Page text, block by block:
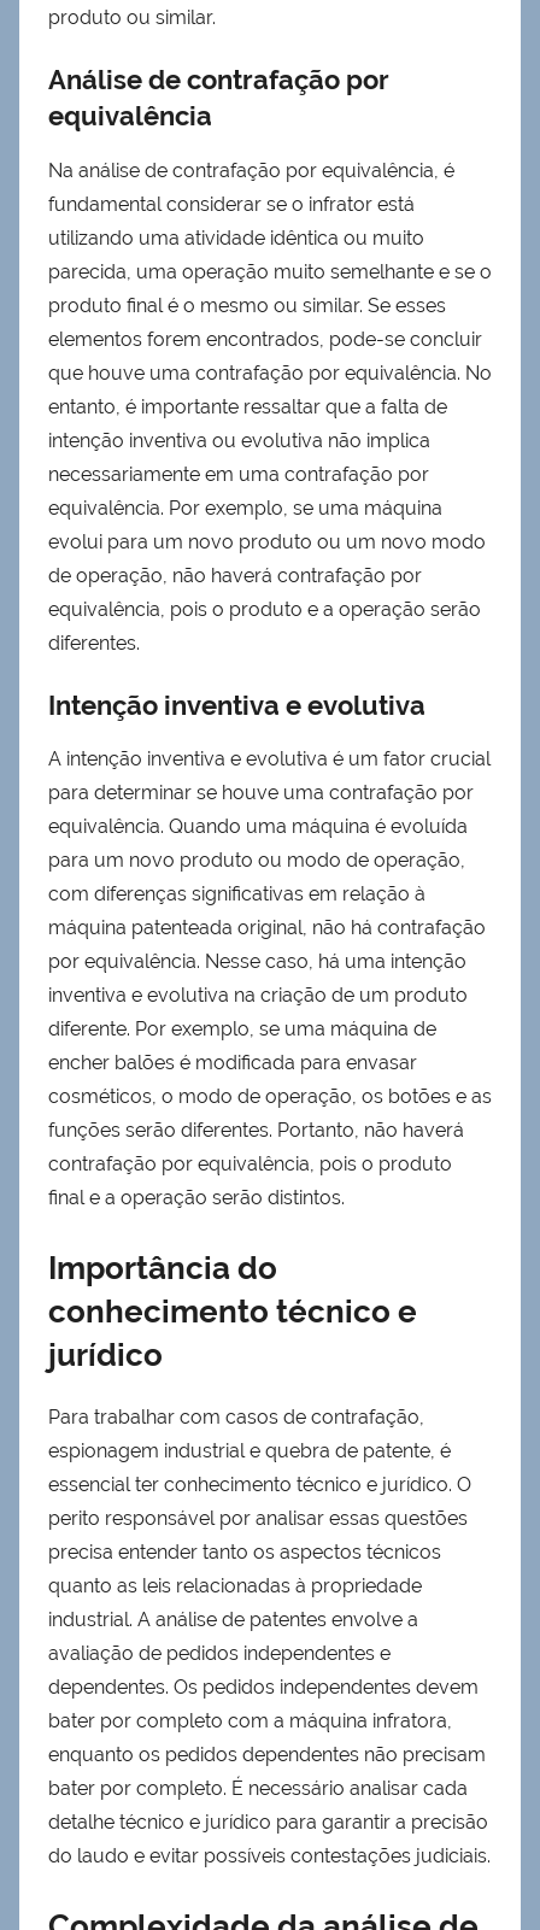
produto ou similar.
Análise de contrafação por
equivalência
Na análise de contrafação por equivalência, é
fundamental considerar se o infrator está
utilizando uma atividade idêntica ou muito
parecida, uma operação muito semelhante e se o
produto final é o mesmo ou similar. Se esses
elementos forem encontrados, pode-se concluir
que houve uma contrafação por equivalência. No
entanto, é importante ressaltar que a falta de
intenção inventiva ou evolutiva não implica
necessariamente em uma contrafação por
equivalência. Por exemplo, se uma máquina
evolui para um novo produto ou um novo modo
de operação, não haverá contrafação por
equivalência, pois o produto e a operação serão
diferentes.
Intenção inventiva e evolutiva
A intenção inventiva e evolutiva é um fator crucial
para determinar se houve uma contrafação por
equivalência. Quando uma máquina é evoluída
para um novo produto ou modo de operação,
com diferenças significativas em relação à
máquina patenteada original, não há contrafação
por equivalência. Nesse caso, há uma intenção
inventiva e evolutiva na criação de um produto
diferente. Por exemplo, se uma máquina de
encher balões é modificada para envasar
cosméticos, o modo de operação, os botões e as
funções serão diferentes. Portanto, não haverá
contrafação por equivalência, pois o produto
final e a operação serão distintos.
Importância do
conhecimento técnico e
jurídico
Para trabalhar com casos de contrafação,
espionagem industrial e quebra de patente, é
essencial ter conhecimento técnico e jurídico. O
perito responsável por analisar essas questões
precisa entender tanto os aspectos técnicos
quanto as leis relacionadas à propriedade
industrial. A análise de patentes envolve a
avaliação de pedidos independentes e
dependentes. Os pedidos independentes devem
bater por completo com a máquina infratora,
enquanto os pedidos dependentes não precisam
bater por completo. É necessário analisar cada
detalhe técnico e jurídico para garantir a precisão
do laudo e evitar possíveis contestações judiciais.